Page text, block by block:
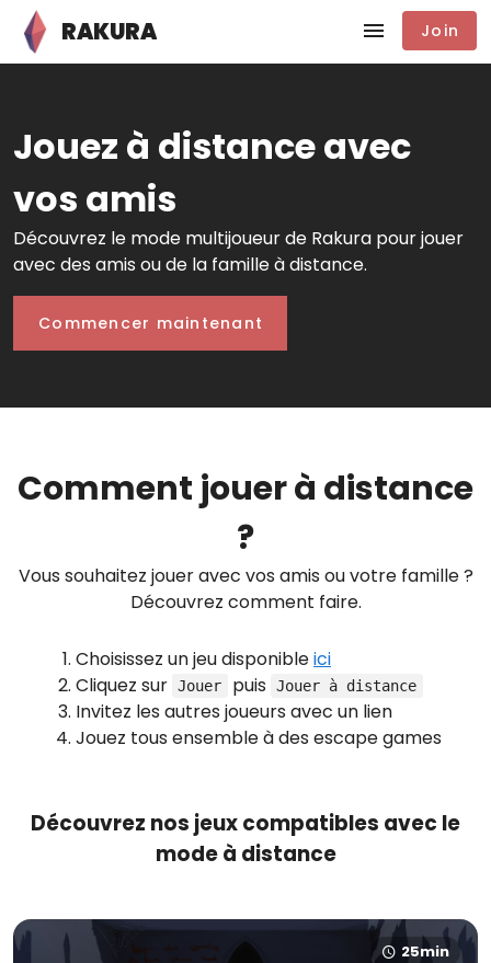
RAKURA Join
Jouez à distance avec
vos amis
Découvrez le mode multijoueur de Rakura pour jouer
avec des amis ou de la famille à distance.
Commencer maintenant
Comment jouer à distance
?
Vous souhaitez jouer avec vos amis ou votre famille ?
Découvrez comment faire.
Choisissez un jeu disponibleici
Cliquez sur Jouer puis Jouer à distance
Invitez les autres joueurs avec un lien
Jouez tous ensemble à des escape games
Découvrez nos jeux compatibles avec le
mode à distance
25min